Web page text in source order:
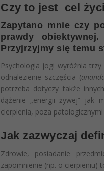
Czy to jest cel
Zapytano mnie czy
prawdy
Przyjrzyjmy się temu
Psychologia jogi wyróżnia
odnalezienie szczęścia (
potrzeba dotyczy także
dążenie „energii żywej” jak
cierpienia, poza
Jak zazwyczaj
Zdrowie, posiadanie
zapomnienie (np. o cierpieniu)